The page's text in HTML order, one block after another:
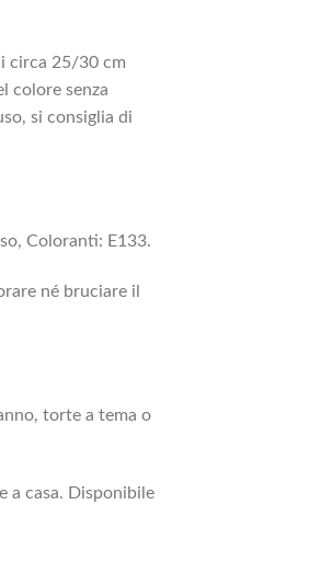
circa 25/30 cm
colore senza
si consiglia di
Coloranti: E133.
né bruciare il
torte a tema o
a casa. Disponibile